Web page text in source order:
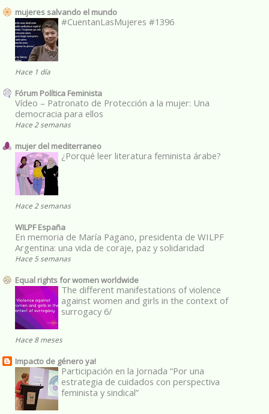
mujeres salvando el mundo
#CuentanLasMujeres #1396
Hace 1 día
Fórum Política Feminista
Vídeo – Patronato de Protección a la mujer: Una
democracia para ellos
Hace 2 semanas
mujer del mediterraneo
¿Porqué leer literatura feminista árabe?
Hace 2 semanas
WILPF España
En memoria de María Pagano, presidenta de WILPF
Argentina: una vida de coraje, paz y solidaridad
Hace 5 semanas
Equal rights for women worldwide
The different manifestations of violence
against women and girls in the context of
surrogacy 6/
Hace 8 meses
Impacto de género ya!
Participación en la Jornada “Por una
estrategia de cuidados con perspectiva
feminista y sindical”